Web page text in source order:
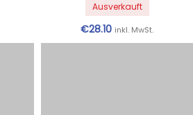
Ausverkauft
€28.10 inkl. MwSt.